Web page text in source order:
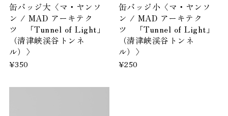
缶バッジ大〈マ・ヤンソ
ン / MAD アーキテク
ツ 「Tunnel of Light」
（清津峡渓谷トンネ
ル）〉
¥350
缶バッジ小〈マ・ヤンソ
ン / MAD アーキテク
ツ 「Tunnel of Light」
（清津峡渓谷トンネ
ル）〉
¥250